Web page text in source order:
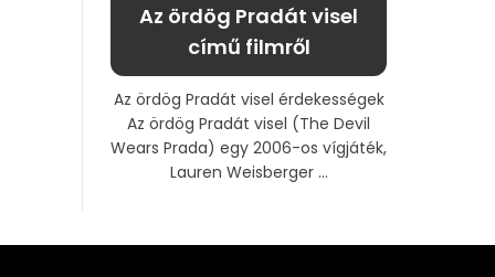
Az ördög Pradát visel
című filmről
Az ördög Pradát visel érdekességek
Az ördög Pradát visel (The Devil
Wears Prada) egy 2006-os vígjáték,
Lauren Weisberger ...